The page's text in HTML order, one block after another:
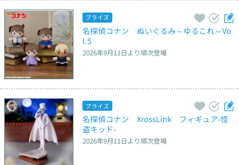
プライズ
名探偵コナン　ぬいぐるみ～ゆるこれ～Vo
l.5
2026年9月11日より順次登場
プライズ
名探偵コナン　XrossLink　フィギュア‐怪
盗キッド‐
2026年9月11日より順次登場